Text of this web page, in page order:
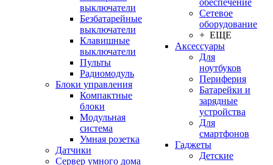
выключатели
Безбатарейные
выключатели
Клавишные
выключатели
Пульты
Радиомодуль
Блоки управления
Компактные
блоки
Модульная
система
Умная розетка
Датчики
Сервер умного дома
обеспечение
Сетевое
оборудование
+ ЕЩЕ
Аксессуары
Для
ноутбуков
Периферия
Батарейки и
зарядные
устройства
Для
смартфонов
Гаджеты
Детские